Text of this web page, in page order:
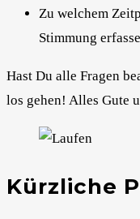
Zu welchem
Stimmung
Hast Du alle Fragen
los gehen! Alles Gute
Kürzliche